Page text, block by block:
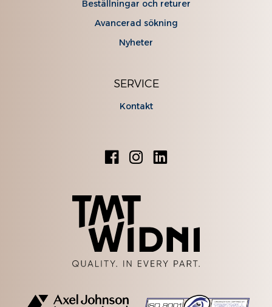
Beställningar och returer
Avancerad sökning
Nyheter
SERVICE
Kontakt